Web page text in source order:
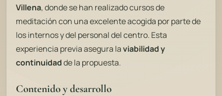
Villena, donde se han realizado cursos de
meditación con una excelente acogida por parte de
los internos y del personal del centro. Esta
experiencia previa asegura laviabilidad y
continuidadde la propuesta.
Contenido y desarrollo